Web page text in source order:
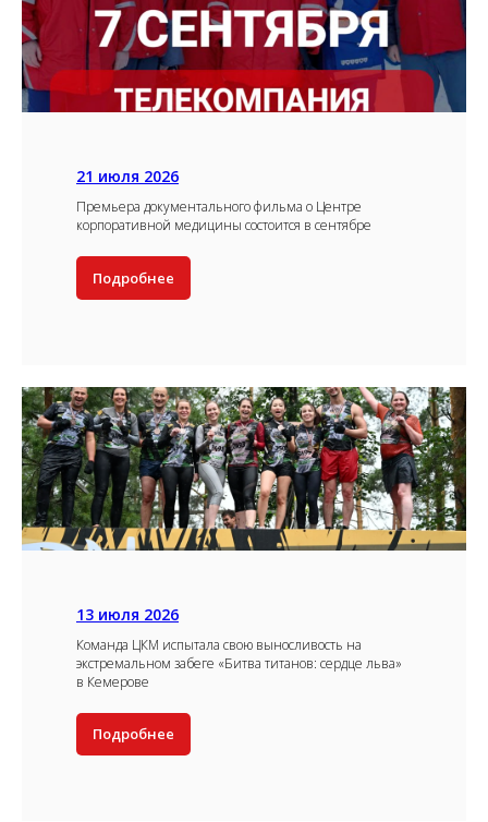
21 июля 2026
Премьера документального фильма о Центре
корпоративной медицины состоится в сентябре
Подробнее
13 июля 2026
Команда ЦКМ испытала свою выносливость на
экстремальном забеге «Битва титанов: сердце льва»
в Кемерове
Подробнее